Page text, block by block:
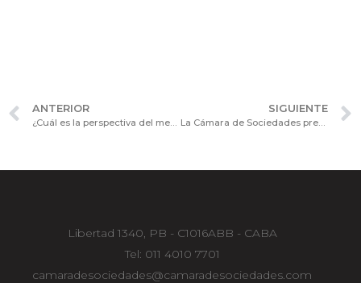
ANTERIOR
¿Cuál es la perspectiva del mercado internacional en el contexto Covid? La Cámara de Sociedades presenta la sesión III de la Jornada de Actualización
SIGUIENTE
La Cámara de Sociedades presenta la cuarta y última sesión de la Jornada de Actualización “Oferta Pública y Mercado de Capitales”
Libertad 1340, PB - C1016ABB - CABA
Tel: 011 4010 7701
camaradesociedades@camaradesociedades.com